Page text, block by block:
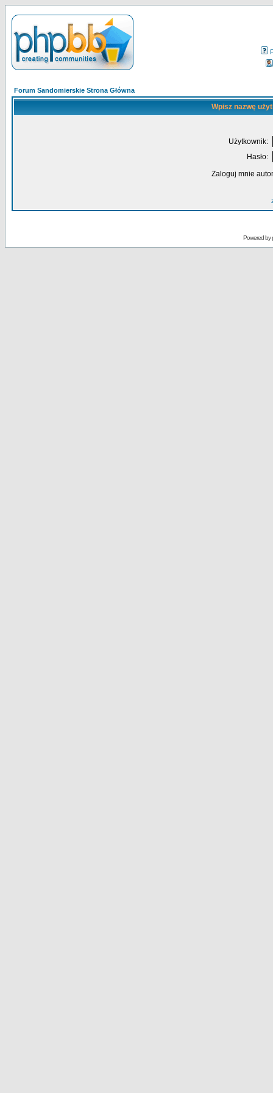
Forum Sandomierskie Strona Główna
Wpisz nazwę
Użytkownik:
Hasło:
Zaloguj mnie
Powered by